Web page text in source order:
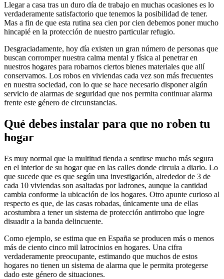
Llegar a casa tras un duro día de trabajo en muchas ocasiones es lo
verdaderamente satisfactorio que tenemos la posibilidad de tener.
Mas a fin de que esta rutina sea cien por cien debemos poner mucho
hincapié en la protección de nuestro particular refugio.
Desgraciadamente, hoy día existen un gran número de personas que
buscan corromper nuestra calma mental y física al penetrar en
nuestros hogares para robarnos ciertos bienes materiales que allí
conservamos. Los robos en viviendas cada vez son más frecuentes
en nuestra sociedad, con lo que se hace necesario disponer algún
servicio de alarmas de seguridad que nos permita continuar alarma
frente este género de circunstancias.
Qué debes instalar para que no roben tu
hogar
Es muy normal que la multitud tienda a sentirse mucho más segura
en el interior de su hogar que en las calles donde circula a diario. Lo
que sucede que es que según una investigación, alrededor de 3 de
cada 10 viviendas son asaltadas por ladrones, aunque la cantidad
cambia conforme la ubicación de los hogares. Otro apunte curioso al
respecto es que, de las casas robadas, únicamente una de ellas
acostumbra a tener un sistema de protección antirrobo que logre
disuadir a la banda delincuente.
Como ejemplo, se estima que en España se producen más o menos
más de ciento cinco mil latrocinios en hogares. Una cifra
verdaderamente preocupante, estimando que muchos de estos
hogares no tienen un sistema de alarma que le permita protegerse
dado este género de situaciones.